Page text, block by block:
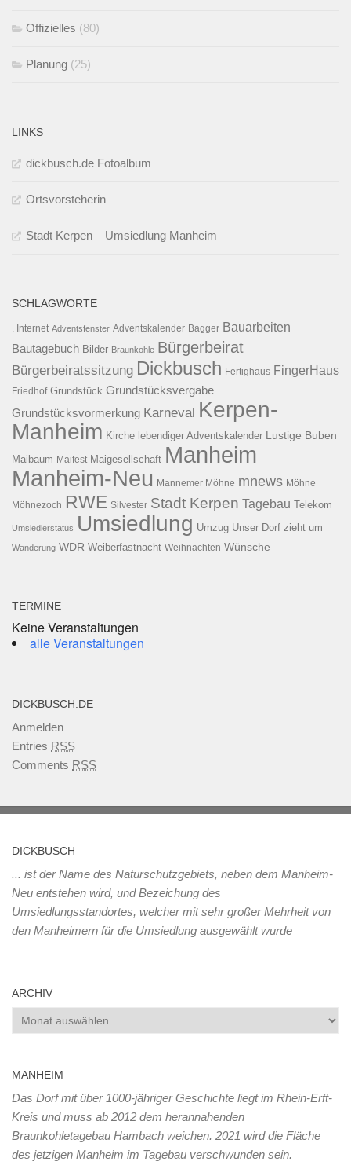
Offizielles (80)
Planung (25)
LINKS
dickbusch.de Fotoalbum
Ortsvorsteherin
Stadt Kerpen – Umsiedlung Manheim
SCHLAGWORTE
. Internet Adventsfenster Adventskalender Bagger Bauarbeiten
Bautagebuch Bilder Braunkohle Bürgerbeirat
Bürgerbeiratssitzung Dickbusch Fertighaus FingerHaus
Friedhof Grundstück Grundstücksvergabe
Grundstücksvormerkung Karneval Kerpen-
Manheim Kirche lebendiger Adventskalender Lustige Buben
Maibaum Maifest Maigesellschaft Manheim
Manheim-Neu Mannemer Möhne mnews Möhne
Möhnezoch RWE Silvester Stadt Kerpen Tagebau Telekom
Umsiedlerstatus Umsiedlung Umzug Unser Dorf zieht um
Wanderung WDR Weiberfastnacht Weihnachten Wünsche
TERMINE
Keine Veranstaltungen
alle Veranstaltungen
DICKBUSCH.DE
Anmelden
Entries RSS
Comments RSS
DICKBUSCH
... ist der Name des Naturschutzgebiets, neben dem Manheim-
Neu entstehen wird, und Bezeichung des
Umsiedlungsstandortes, welcher mit sehr großer Mehrheit von
den Manheimern für die Umsiedlung ausgewählt wurde
ARCHIV
Archiv
MANHEIM
Das Dorf mit über 1000-jähriger Geschichte liegt im Rhein-Erft-
Kreis und muss ab 2012 dem herannahenden
Braunkohletagebau Hambach weichen. 2021 wird die Fläche
des jetzigen Manheim im Tagebau verschwunden sein.